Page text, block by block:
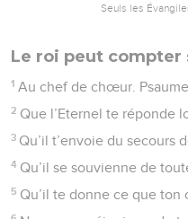
Seuls les
Le roi peut compter
1 Au chef de chœur. Psaume
2 Que l’Eternel te réponde
3 Qu’il t’envoie du secours
4 Qu’il se souvienne de
5 Qu’il te donne ce que